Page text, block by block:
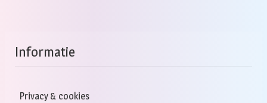
Informatie
Privacy & cookies